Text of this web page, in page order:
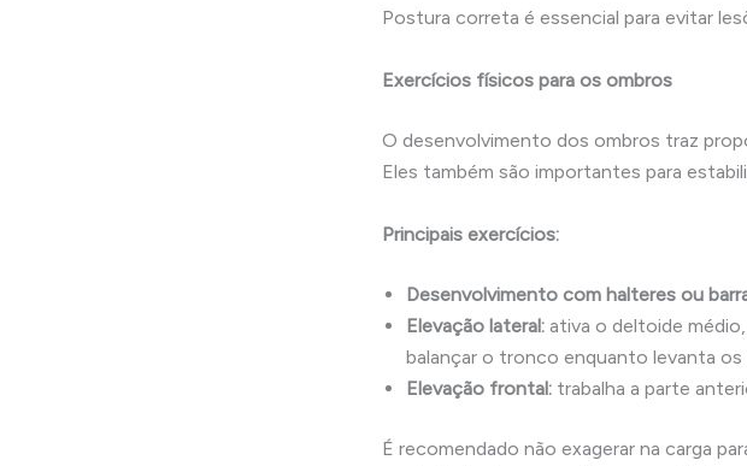
Postura correta é essencial para evitar
Exercícios físicos para os ombros
O desenvolvimento dos ombros traz
Eles também são importantes para
Principais exercícios:
Desenvolvimento com halteres ou
Elevação lateral: ativa o deltoide
balançar o tronco enquanto levanta
Elevação frontal: trabalha a parte
É recomendado não exagerar na carga